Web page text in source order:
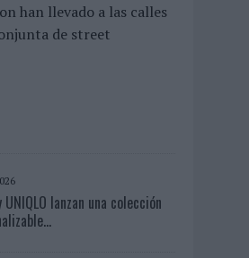
han llevado a las calles
de street
UNIQLO lanzan una colección